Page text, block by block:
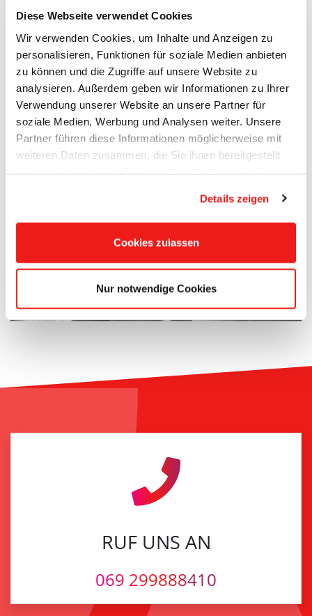
Diese Webseite verwendet Cookies
Wir verwenden Cookies, um Inhalte und Anzeigen zu
personalisieren, Funktionen für soziale Medien anbieten
zu können und die Zugriffe auf unsere Website zu
analysieren. Außerdem geben wir Informationen zu Ihrer
Verwendung unserer Website an unsere Partner für
soziale Medien, Werbung und Analysen weiter. Unsere
Partner führen diese Informationen möglicherweise mit
weiteren Daten zusammen, die Sie ihnen bereitgestellt
Details zeigen
Cookies zulassen
Nur notwendige Cookies
sondern auch für die wirtschaftliche
Entwicklung Hessens. Unsere Unternehmen
sind gut positioniert, um den Bedarf zu
bedienen und einen wichtigen Beitrag zur
sicheren und verantwortungsvollen
Entwicklung des Cannabismarktes zu
leisten", erklärte Mansoori.
RUF UNS AN
069 299888410